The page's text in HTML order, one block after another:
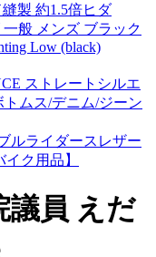
製 約1.5倍ヒダ
般 メンズ ブラック
Low (black)
ストレートシルエ
トムス/デニム/ジーン
ルライダースレザー
ク用品】